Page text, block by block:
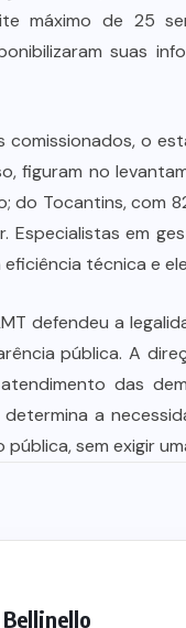
máximo de 25
suas
o
figuram no
Tocantins, com
Especialistas em
técnica e
defendeu a
pública. A
das
determina a
sem exigir
Bellinello
DE 2026